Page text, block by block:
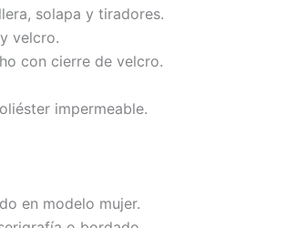
solapa y tiradores.
velcro.
con cierre de velcro.
impermeable.
en modelo mujer.